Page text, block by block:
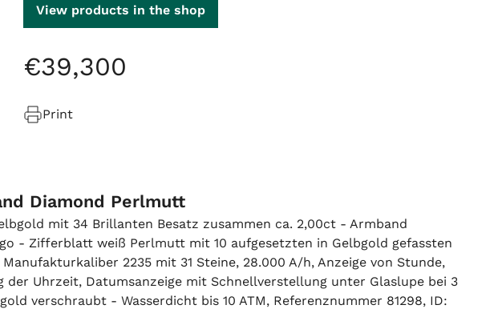
View products in the shop
€39,300
Print
Diamond Perlmutt
mit 34 Brillanten Besatz zusammen ca. 2,00ct - Armband
- Zifferblatt weiß Perlmutt mit 10 aufgesetzten in Gelbgold gefassten
2235 mit 31 Steine, 28.000 A/h, Anzeige von Stunde,
Uhrzeit, Datumsanzeige mit Schnellverstellung unter Glaslupe bei 3
verschraubt - Wasserdicht bis 10 ATM, Referenznummer 81298, ID: